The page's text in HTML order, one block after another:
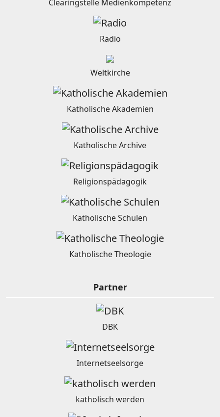
Clearingstelle Medienkompetenz
Radio
Weltkirche
Katholische Akademien
Katholische Archive
Religionspädagogik
Katholische Schulen
Katholische Theologie
Partner
DBK
Internetseelsorge
katholisch werden